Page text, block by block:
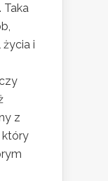
Taka
i
z
który